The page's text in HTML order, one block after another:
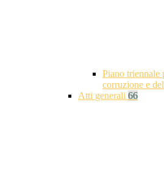
Piano triennale
corruzione e
Atti generali 66